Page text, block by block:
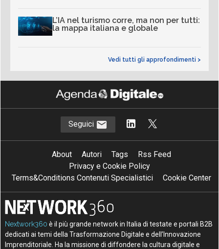
L’IA nel turismo corre, ma non per tutti:
la mappa italiana e globale
Vedi tutti gli approfondimenti >
Seguici
About Autori Tags
Rss Feed
Privacy e Cookie Policy
Terms&Conditions Contenuti Specialistici
Cookie Center
Nextwork360 è il più grande network in Italia di testate e portali B2B
dedicati ai temi della Trasformazione Digitale e dell’Innovazione
Imprenditoriale. Ha la missione di diffondere la cultura digitale e